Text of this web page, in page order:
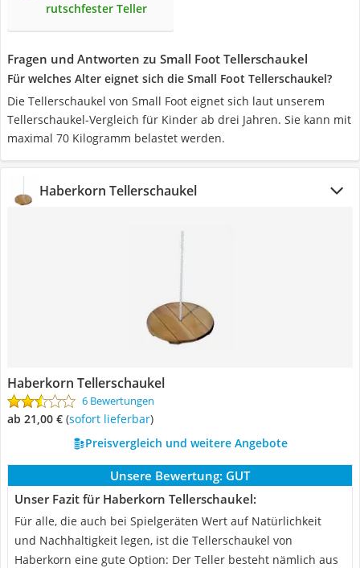
rutschfester Teller
Fragen und Antworten zu Small Foot Tellerschaukel
Für welches Alter eignet sich die Small Foot Tellerschaukel?
Die Tellerschaukel von Small Foot eignet sich laut unserem
Tellerschaukel-Vergleich für Kinder ab drei Jahren. Sie kann mit
maximal 70 Kilogramm belastet werden.
Haberkorn Tellerschaukel
Haberkorn Tellerschaukel
6 Bewertungen
ab 21,00 € ( Sofort lieferbar)
Preisvergleich und weitere Angebote
Unsere Bewertung: GUT
Unser Fazit für Haberkorn Tellerschaukel:
Für alle, die auch bei Spielgeräten Wert auf Natürlichkeit
und Nachhaltigkeit legen, ist die Tellerschaukel von
Haberkorn eine gute Option: Der Teller besteht nämlich aus